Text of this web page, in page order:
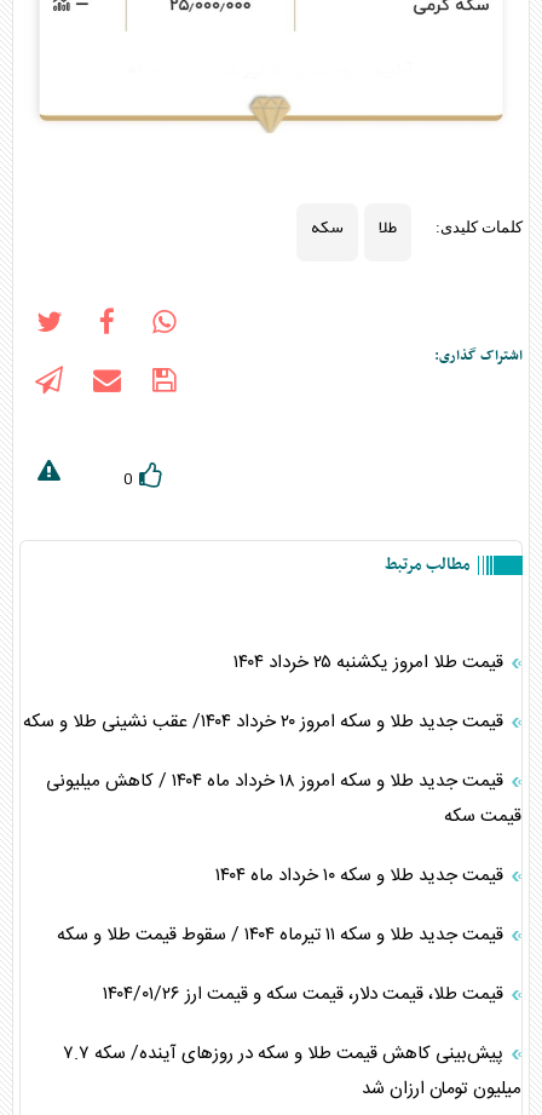
کلمات کلیدی: طلا سکه
اشتراک گذاری:
0
مطالب مرتبط
قیمت طلا امروز یکشنبه ۲۵ خرداد ۱۴۰۴
قیمت جدید طلا و سکه امروز ۲۰ خرداد ۱۴۰۴/ عقب نشینی طلا و سکه
قیمت جدید طلا و سکه امروز ۱۸ خرداد ماه ۱۴۰۴ / کاهش میلیونی
قیمت سکه
قیمت جدید طلا و سکه ۱۰ خرداد ماه ۱۴۰۴
قیمت جدید طلا و سکه ۱۱ تیرماه ۱۴۰۴ / سقوط قیمت طلا و سکه
قیمت طلا، قیمت دلار، قیمت سکه و قیمت ارز ۱۴۰۴/۰۱/۲۶
پیش‌بینی کاهش قیمت طلا و سکه در روز‌های آینده/ سکه ۷.۷
میلیون تومان ارزان شد